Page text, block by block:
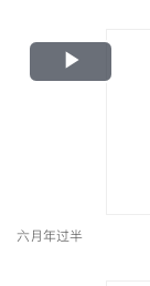
Play
Video
六月年过半